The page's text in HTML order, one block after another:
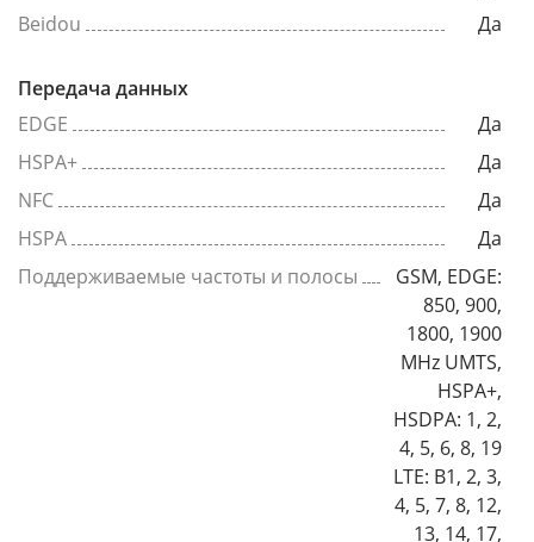
Beidou
Да
Передача данных
EDGE
Да
HSPA+
Да
NFC
Да
HSPA
Да
Поддерживаемые частоты и полосы
GSM, EDGE:
850, 900,
1800, 1900
MHz UMTS,
HSPA+,
HSDPA: 1, 2,
4, 5, 6, 8, 19
LTE: B1, 2, 3,
4, 5, 7, 8, 12,
13, 14, 17,